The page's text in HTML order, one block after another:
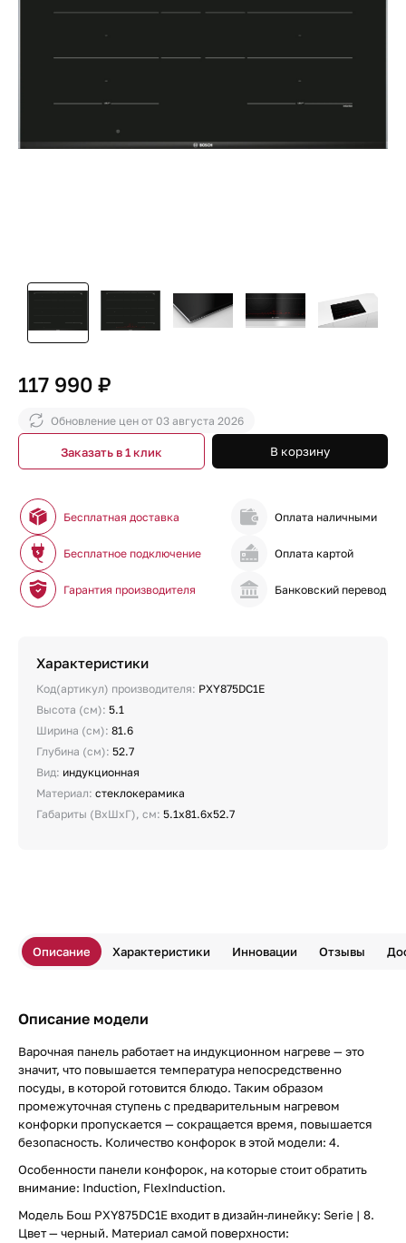
117 990 ₽
Обновление цен от 03 августа 2026
В корзину
Заказать в 1 клик
Бесплатная доставка
Бесплатное подключение
Гарантия производителя
Оплата наличными
Оплата картой
Банковский перевод
Характеристики
Код(артикул) производителя: PXY875DC1E
Высота (см): 5.1
Ширина (см): 81.6
Глубина (см): 52.7
Вид: индукционная
Материал: стеклокерамика
Габариты (ВхШхГ), см: 5.1х81.6х52.7
Описание Характеристики Инновации Отзывы
Описание модели
Варочная панель работает на индукционном нагреве — это
значит, что повышается температура непосредственно
посуды, в которой готовится блюдо. Таким образом
промежуточная ступень с предварительным нагревом
конфорки пропускается — сокращается время, повышается
безопасность. Количество конфорок в этой модели: 4.
Особенности панели конфорок, на которые стоит обратить
внимание: Induction, FlexInduction.
Модель Бош PXY875DC1E входит в дизайн-линейку: Serie | 8.
Цвет — черный. Материал самой поверхности: